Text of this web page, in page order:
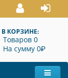
В КОРЗИНЕ:
Товаров 0
На сумму 0P